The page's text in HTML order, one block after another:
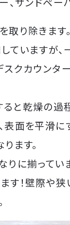
取り除きます
ていますが
スクカウンタ
と乾燥の過
表面を平滑に
ます。
りに揃ってい
す！壁際や狭